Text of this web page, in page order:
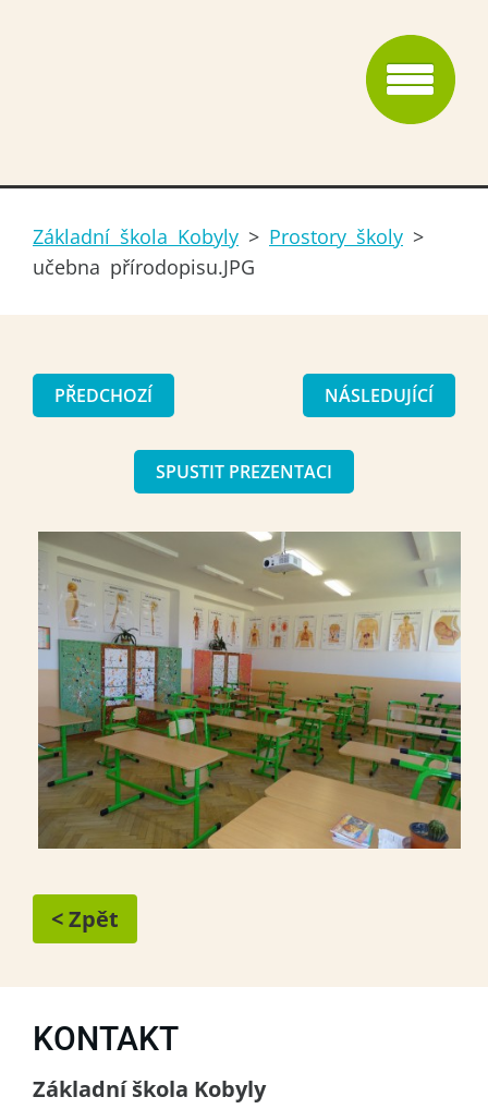
Základní škola Kobyly > Prostory školy >
učebna přírodopisu.JPG
PŘEDCHOZÍ NÁSLEDUJÍCÍ
SPUSTIT PREZENTACI
< Zpět
KONTAKT
Základní škola Kobyly